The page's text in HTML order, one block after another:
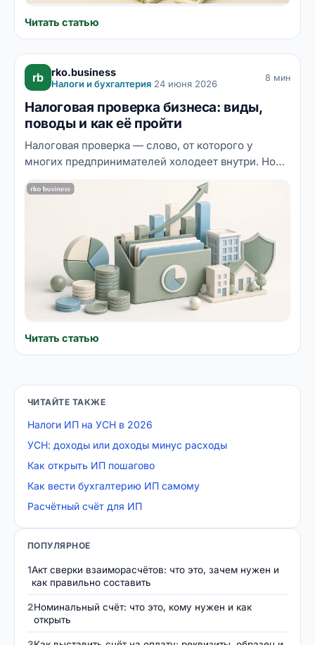
Читать статью
rb rko.business
Налоги и бухгалтерия·24 июня 2026
8 мин
Налоговая проверка бизнеса: виды,
поводы и как её пройти
Налоговая проверка — слово, от которого у
многих предпринимателей холодеет внутри. Но
если понимать, какие бывают виды проверок, по
каким признакам бизнес попадает в зону риска и
как себя вести, страх сменяется уверенностью.
Разбираем механику налогового контроля и даём
практические рекомендации, как пройти проверку
с минимальными последствиями.
Читать статью
ЧИТАЙТЕ ТАКЖЕ
Налоги ИП на УСН в 2026
УСН: доходы или доходы минус расходы
Как открыть ИП пошагово
Как вести бухгалтерию ИП самому
Расчётный счёт для ИП
ПОПУЛЯРНОЕ
1Акт сверки взаиморасчётов: что это, зачем нужен и
как правильно составить
2Номинальный счёт: что это, кому нужен и как
открыть